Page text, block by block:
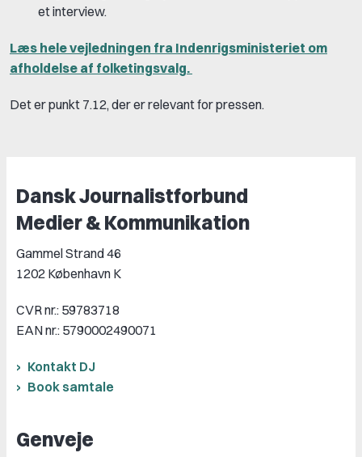
et interview.
Læs hele vejledningen fra Indenrigsministeriet om
afholdelse af folketingsvalg.
Det er punkt 7.12, der er relevant for pressen.
Dansk Journalistforbund
Medier & Kommunikation
Gammel Strand 46
1202 København K
CVR nr.: 59783718
EAN nr.: 5790002490071
Kontakt DJ
Book samtale
Genveje